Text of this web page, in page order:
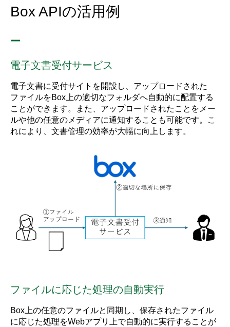
Box APIの活用例
ー
電子文書受付サービス
電子文書に受付サイトを開設し、アップロードされた
ファイルをBox上の適切なフォルダへ自動的に配置する
ことができます。また、アップロードされたことをメー
ルや他の任意のメディアに通知することも可能です。こ
れにより、文書管理の効率が大幅に向上します。
ファイルに応じた処理の自動実行
Box上の任意のファイルと同期し、保存されたファイル
に応じた処理をWebアプリ上で自動的に実行することが